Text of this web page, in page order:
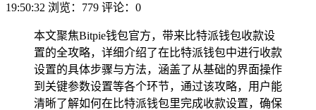
19:50:32 浏览：779 评论：0
本文聚焦Bitpie钱包官方，带来比特派钱包收款设
置的全攻略，详细介绍了在比特派钱包中进行收款
设置的具体步骤与方法，涵盖了从基础的界面操作
到关键参数设置等各个环节，通过该攻略，用户能
清晰了解如何在比特派钱包里完成收款设置，确保